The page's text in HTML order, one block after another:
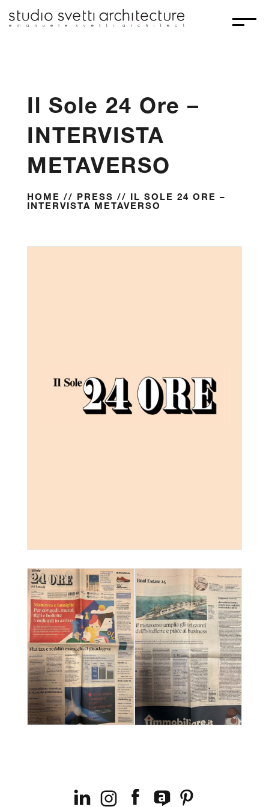
Il Sole 24 Ore –
INTERVISTA
METAVERSO
HOME // PRESS // IL SOLE 24 ORE –
INTERVISTA METAVERSO